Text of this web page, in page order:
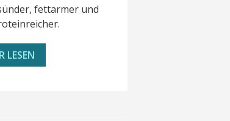
fettarmer und
LESEN